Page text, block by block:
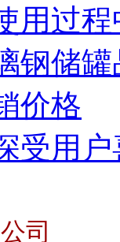
用过
钢储罐
价格
受用
司